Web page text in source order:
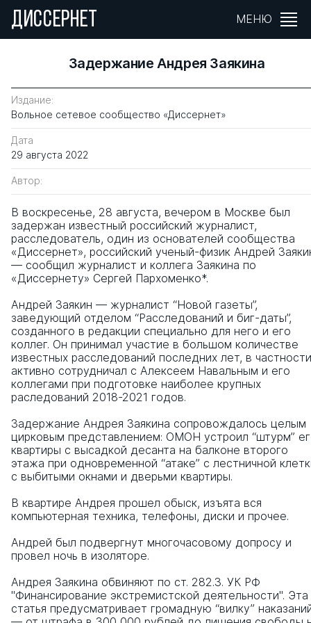
ДИССЕРНЕТ МЕНЮ
Задержание Андрея Заякина
Издание:
Вольное сетевое сообщество «Диссернет»
Дата
29 августа 2022
Автор:
В воскресенье, 28 августа, вечером в Москве был
задержан известный российский журналист,
расследователь, один из основателей сообщества
«Диссернет», российский ученый-физик Андрей
— сообщил журналист и коллега Заякина по
«Диссернету» Сергей Пархоменко*.
Андрей Заякин — журналист “Новой газеты”,
заведующий отделом “Расследований и биг-даты”,
созданного в редакции специально для него и его
коллег. Он принимал участие в большом количестве
известных расследований последних лет, в
активно сотрудничал с Алексеем Навальным и его
коллегами при подготовке наиболее крупных
раследований 2018-2021 годов.
Задержание Андрея Заякина сопровождалось целым
цирковым представлением: ОМОН устроил “штурм”
квартиры с высадкой десанта на балконе второго
этажа при одновременной “атаке” с лестничной
с выбитыми окнами и дверьми квартиры.
В квартире Андрея прошел обыск, изъята вся
компьютерная техника, телефоны, диски и прочее.
Андрей был подвергнут многочасовому допросу и
провел ночь в изоляторе.
Андрея Заякина обвиняют по ст. 282.3. УК РФ
"Финансирование экстремистской деятельности". Эта
статья предусматривает громадную “вилку”